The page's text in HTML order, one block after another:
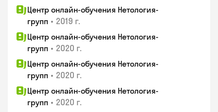
Центр онлайн-обучения Нетология-
групп • 2019 г.
Центр онлайн-обучения Нетология-
групп • 2020 г.
Центр онлайн-обучения Нетология-
групп • 2020 г.
Центр онлайн-обучения Нетология-
групп • 2020 г.